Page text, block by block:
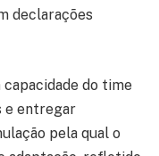
declarações
do time
e entregar
pela qual o